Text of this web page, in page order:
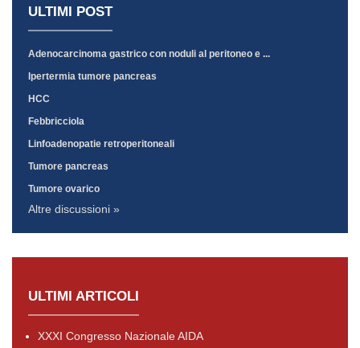
ULTIMI POST
Adenocarcinoma gastrico con noduli al peritoneo e ...
Ipertermia tumore pancreas
HCC
Febbricciola
Linfoadenopatie retroperitoneali
Tumore pancreas
Tumore ovarico
Altre discussioni »
ULTIMI ARTICOLI
XXXI Congresso Nazionale AIDA